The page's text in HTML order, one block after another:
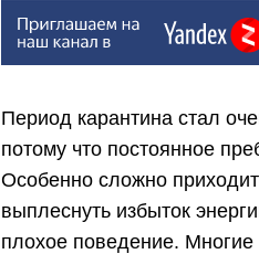
Период карантина стал
потому что постоянное
Особенно сложно
выплеснуть избыток
плохое поведение.